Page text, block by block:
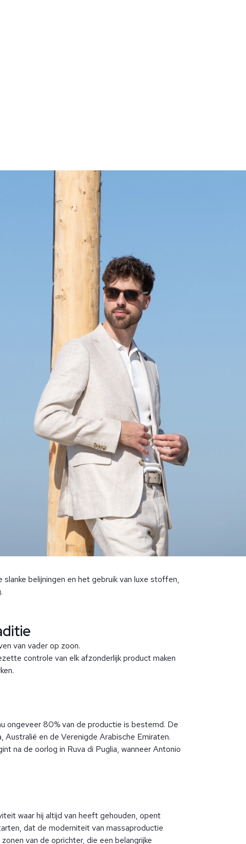
belijningen en het gebruik van luxe stoffen,
van vader op zoon.
controle van elk afzonderlijk product maken
ongeveer 80% van de productie is bestemd. De
en de Verenigde Arabische Emiraten.
na de oorlog in Ruva di Puglia, wanneer Antonio
waar hij altijd van heeft gehouden, opent
dat de moderniteit van massaproductie
van de oprichter, die een belangrijke